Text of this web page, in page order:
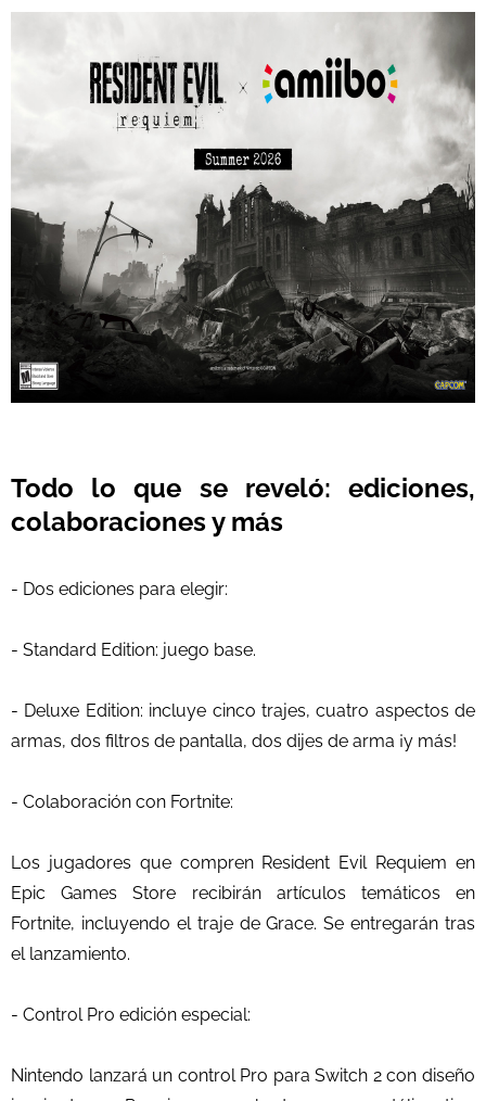
Todo lo que se reveló: ediciones,
colaboraciones y más
- Dos ediciones para elegir:
- Standard Edition: juego base.
- Deluxe Edition: incluye cinco trajes, cuatro aspectos de
armas, dos filtros de pantalla, dos dijes de arma ¡y más!
- Colaboración con Fortnite:
Los jugadores que compren Resident Evil Requiem en
Epic Games Store recibirán artículos temáticos en
Fortnite, incluyendo el traje de Grace. Se entregarán tras
el lanzamiento.
- Control Pro edición especial:
Nintendo lanzará un control Pro para Switch 2 con diseño